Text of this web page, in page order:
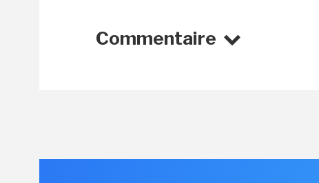
Commentaire